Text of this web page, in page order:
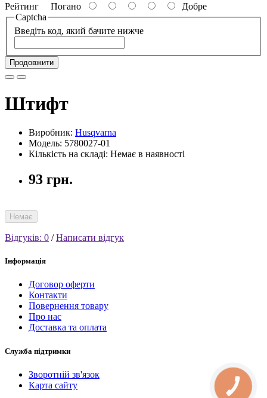
Рейтинг Погано
Добре
Captcha
Введіть код, який бачите нижче
Продовжити
Штифт
Виробник: Husqvarna
Модель: 5780027-01
Кількість на складі: Немає в наявності
93 грн.
Немає
Відгуків: 0 /Написати відгук
Інформація
Договор оферти
Контакти
Повернення товару
Про нас
Доставка та оплата
Служба підтримки
Зворотній зв'язок
Карта сайту
КНОПКА
СВЯЗИ